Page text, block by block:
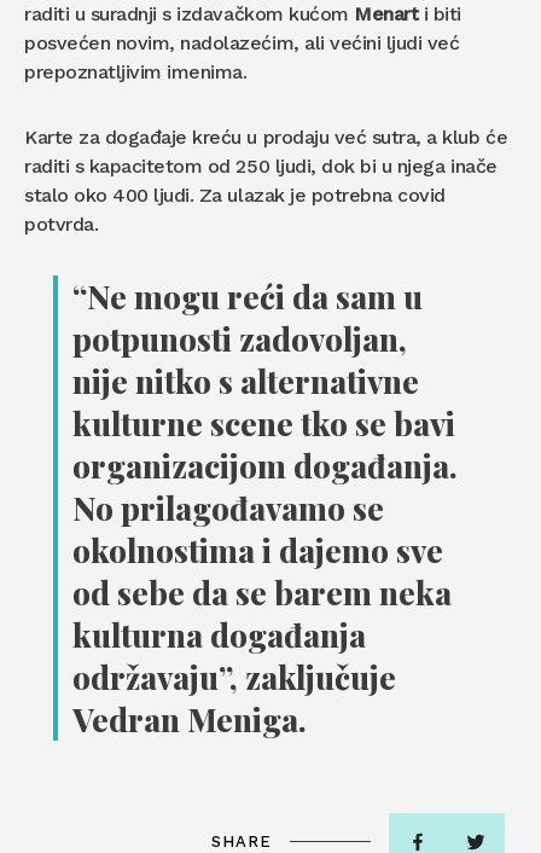
raditi u suradnji s izdavačkom kućom Menarti biti
posvećen novim, nadolazećim, ali većini ljudi već
prepoznatljivim imenima.
Karte za događaje kreću u prodaju već sutra, a klub će
raditi s kapacitetom od 250 ljudi, dok bi u njega inače
stalo oko 400 ljudi. Za ulazak je potrebna covid
potvrda.
“Ne mogu reći da sam u
potpunosti zadovoljan,
nije nitko s alternativne
kulturne scene tko se bavi
organizacijom događanja.
No prilagođavamo se
okolnostima i dajemo sve
od sebe da se barem neka
kulturna događanja
održavaju”, zaključuje
Vedran Meniga.
SHARE